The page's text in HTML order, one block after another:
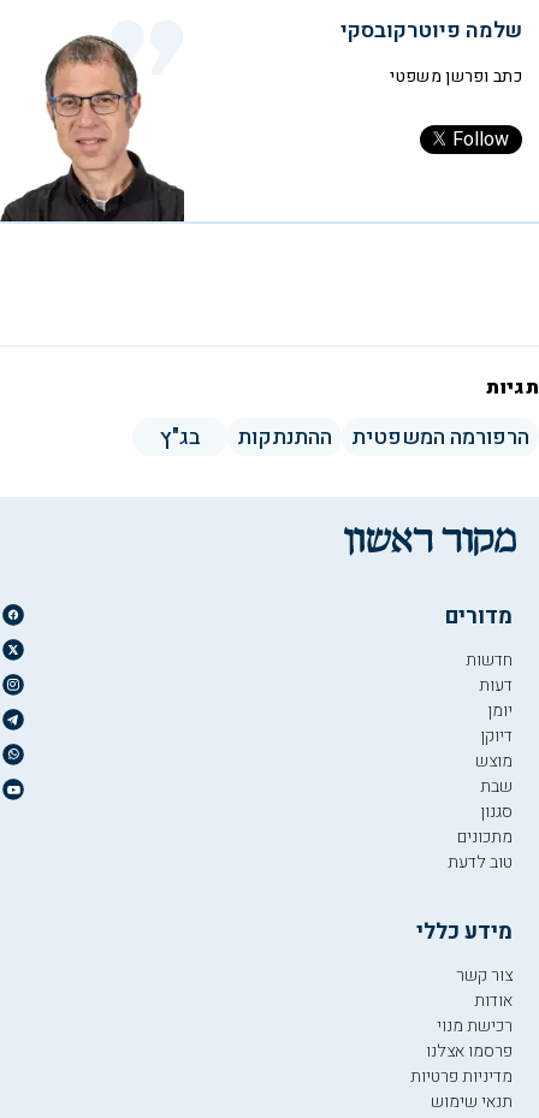
שלמה פיוטרקובסקי
כתב ופרשן משפטי
Follow
תגיות
הרפורמה המשפטית ההתנתקות בג"ץ
מדורים
חדשות
דעות
יומן
דיוקן
מוצש
שבת
סגנון
מתכונים
טוב לדעת
מידע כללי
צור קשר
אודות
רכישת מנוי
פרסמו אצלנו
מדיניות פרטיות
תנאי שימוש